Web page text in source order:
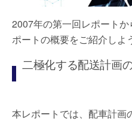
2007年の第一回レポート
ポートの概要をご紹介しよ
二極化する配送計画
本レポートでは、配車計画